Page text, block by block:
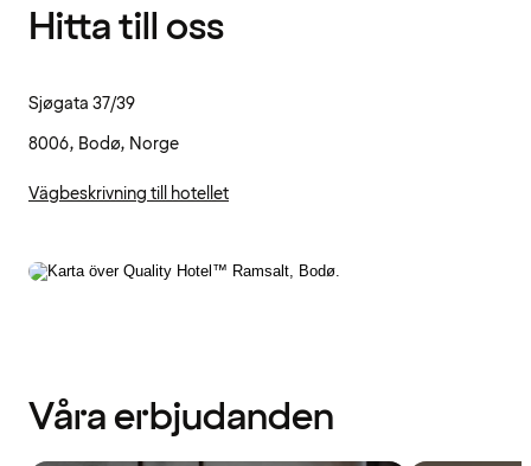
Hitta till oss
Sjøgata 37/39
8006, Bodø, Norge
Vägbeskrivning till hotellet
Våra erbjudanden